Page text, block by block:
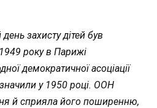
захисту дітей був
року в Парижі
демократичної асоціації
у 1950 році. ООН
й сприяла його поширенню,